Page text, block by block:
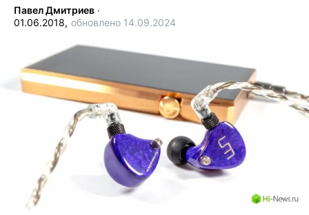
Павел Дмитриев ∙
01.06.2018, обновлено 14.09.2024